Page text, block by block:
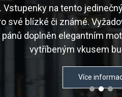
Vstupenky na tento
své blízké či známé.
pánů doplněn elegantním
vytříbeným vkusem
Více